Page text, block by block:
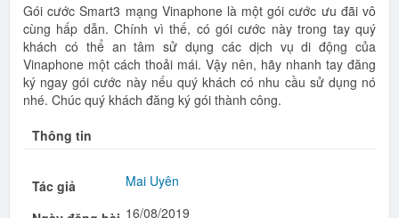
Gói cước Smart3 mạng Vinaphone là một gói cước ưu đãi vô
cùng hấp dẫn. Chính vì thế, có gói cước này trong tay quý
khách có thể an tâm sử dụng các dịch vụ di động của
Vinaphone một cách thoải mái. Vậy nên, hãy nhanh tay đăng
ký ngay gói cước này nếu quý khách có nhu cầu sử dụng nó
nhé. Chúc quý khách đăng ký gói thành công.
Thông tin
Tác giả Mai Uyên
16/08/2019